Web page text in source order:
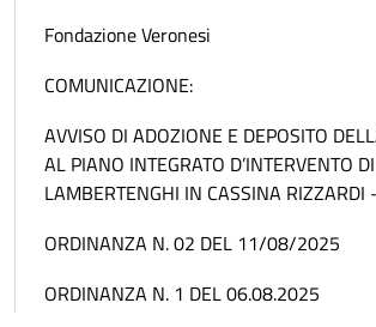
Fondazione Veronesi
COMUNICAZIONE:
AVVISO DI ADOZIONE E DEPOSITO
AL PIANO INTEGRATO D’INTERVENTO
LAMBERTENGHI IN CASSINA RIZZARDI
ORDINANZA N. 02 DEL 11/08/2025
ORDINANZA N. 1 DEL 06.08.2025